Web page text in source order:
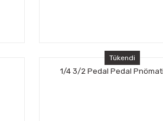
Tükendi
1/4 3/2 Pedal Pedal